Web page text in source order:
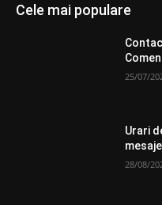
Cele mai populare
25/07/
Urari
28/08/